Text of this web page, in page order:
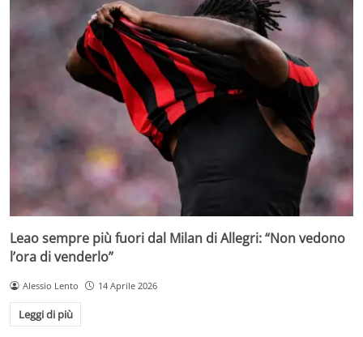
Leao sempre più fuori dal Milan di Allegri: “Non vedono
l’ora di venderlo”
Alessio Lento 14 Aprile 2026
Leggi di più